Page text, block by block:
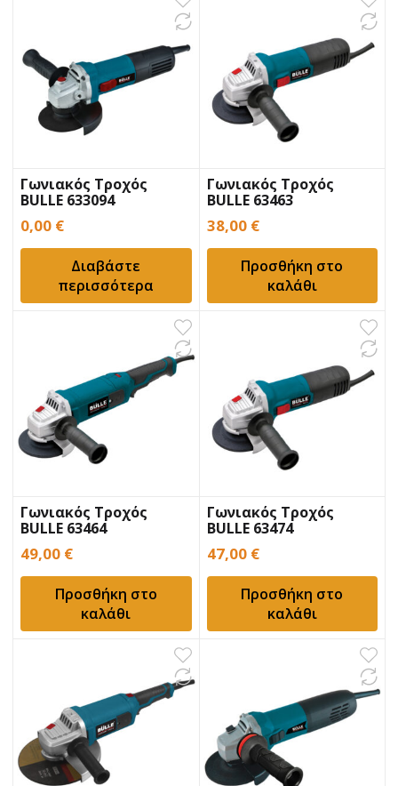
Γωνιακός Τροχός
BULLE 633094
0,00 €
Διαβάστε
περισσότερα
Γωνιακός Τροχός
BULLE 63463
38,00 €
Προσθήκη στο
καλάθι
Γωνιακός Τροχός
BULLE 63464
49,00 €
Προσθήκη στο
καλάθι
Γωνιακός Τροχός
BULLE 63474
47,00 €
Προσθήκη στο
καλάθι